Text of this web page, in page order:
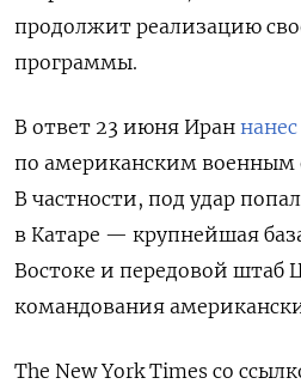
продолжит реализацию
программы.
В ответ 23 июня Иран нанес
по американским военным
В частности, под удар
в Катаре — крупнейшая
Востоке и передовой штаб
командования
The New York Times со